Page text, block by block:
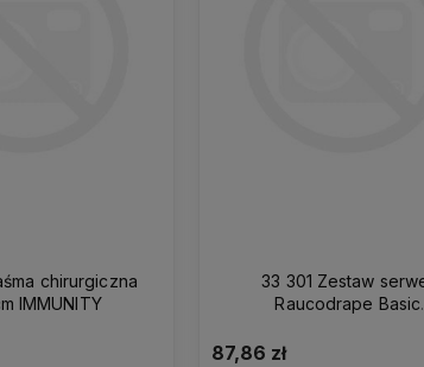
chirurgiczna
IMMUNITY
33 301 Zestaw
Raucodrape Basic
87,86 zł